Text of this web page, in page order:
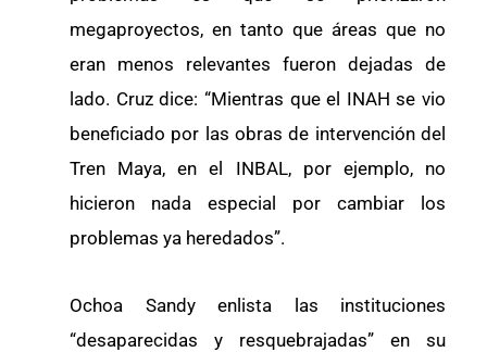
megaproyectos, en tanto que áreas que no
eran menos relevantes fueron dejadas de
lado. Cruz dice: “Mientras que el INAH se vio
beneficiado por las obras de intervención del
Tren Maya, en el INBAL, por ejemplo, no
hicieron nada especial por cambiar los
problemas ya heredados”.
Ochoa Sandy enlista las instituciones
“desaparecidas y resquebrajadas” en su